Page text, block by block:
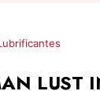
LUST